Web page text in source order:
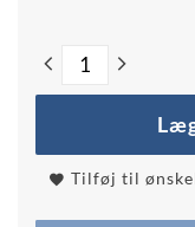
Tilføj til